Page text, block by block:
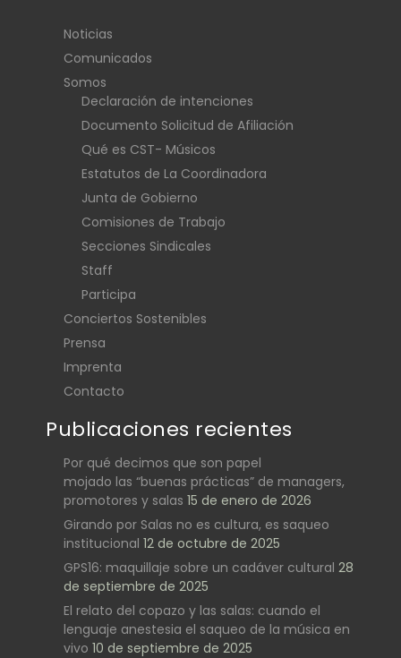
Noticias
Comunicados
Somos
Declaración de intenciones
Documento Solicitud de Afiliación
Qué es CST- Músicos
Estatutos de La Coordinadora
Junta de Gobierno
Comisiones de Trabajo
Secciones Sindicales
Staff
Participa
Conciertos Sostenibles
Prensa
Imprenta
Contacto
Publicaciones recientes
Por qué decimos que son papel
mojado las “buenas prácticas” de managers,
promotores y salas 15 de enero de 2026
Girando por Salas no es cultura, es saqueo
institucional 12 de octubre de 2025
GPS16: maquillaje sobre un cadáver cultural 28
de septiembre de 2025
El relato del copazo y las salas: cuando el
lenguaje anestesia el saqueo de la música en
vivo 10 de septiembre de 2025